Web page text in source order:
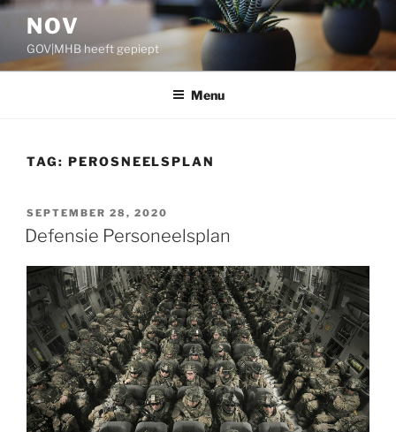
Ga
inhoud
NOV
GOV|MHB heeft gepiept
Menu
TAG: PEROSNEELSPLAN
GEPLAATST
OP
SEPTEMBER 28, 2020
Defensie Personeelsplan